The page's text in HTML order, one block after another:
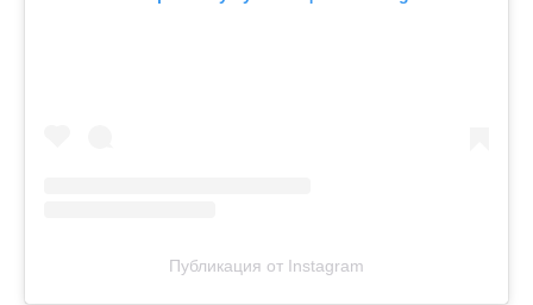
Публикация от Instagram